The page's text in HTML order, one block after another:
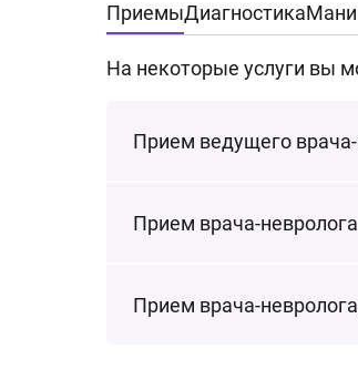
ПриемыДиагностика
На некоторые услуги вы
Прием ведущего
Прием врача-невролога
Прием врача-